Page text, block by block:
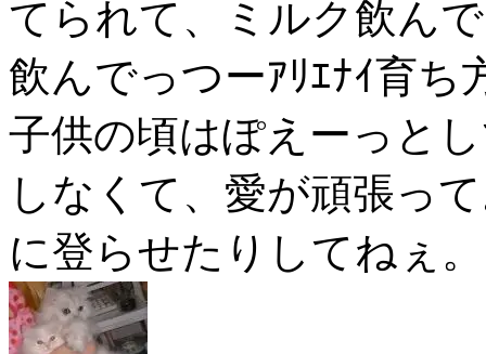
てられて、ミルク飲ん
飲んでっつーｱﾘｴﾅｲ育ち
子供の頃はぽえーっと
しなくて、愛が頑張っ
に登らせたりしてねぇ。